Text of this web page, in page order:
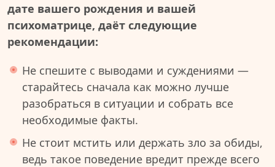
дате вашего рождения и вашей
психоматрице, даёт следующие
рекомендации:
Не спешите с выводами и суждениями —
старайтесь сначала как можно лучше
разобраться в ситуации и собрать все
необходимые факты.
Не стоит мстить или держать зло за обиды,
ведь такое поведение вредит прежде всего